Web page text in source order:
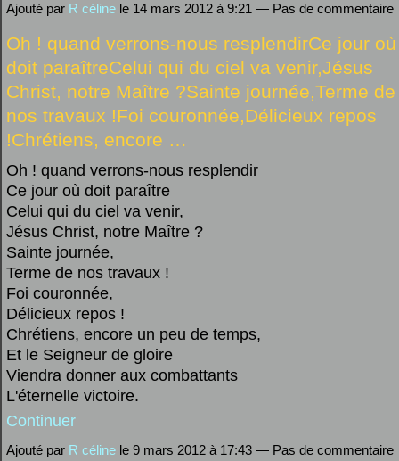
Ajouté par R céline le 14 mars 2012 à 9:21 — Pas de commentaire
Oh ! quand verrons-nous resplendirCe jour où
doit paraîtreCelui qui du ciel va venir,Jésus
Christ, notre Maître ?Sainte journée,Terme de
nos travaux !Foi couronnée,Délicieux repos
!Chrétiens, encore …
Oh ! quand verrons-nous resplendir
Ce jour où doit paraître
Celui qui du ciel va venir,
Jésus Christ, notre Maître ?
Sainte journée,
Terme de nos travaux !
Foi couronnée,
Délicieux repos !
Chrétiens, encore un peu de temps,
Et le Seigneur de gloire
Viendra donner aux combattants
L'éternelle victoire.
Continuer
Ajouté par R céline le 9 mars 2012 à 17:43 — Pas de commentaire